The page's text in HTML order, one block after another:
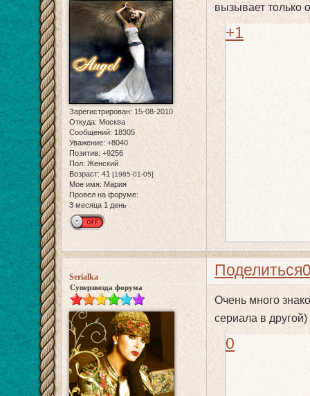
Зарегистрирован: 15-08-2010
Откуда: Москва
Сообщений: 18305
Уважение: +8040
Позитив: +9256
Пол: Женский
Возраст: 41 [1985-01-05]
Мое имя: Мария
Провел на форуме:
3 месяца 1 день
вызывает только
+1
Поделиться
Serialka
Суперзвезда форума
Очень много
сериала в другой)
0